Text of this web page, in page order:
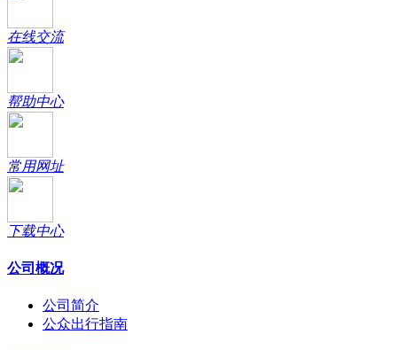
在线交流
帮助中心
常用网址
下载中心
公司概况
公司简介
公众出行指南